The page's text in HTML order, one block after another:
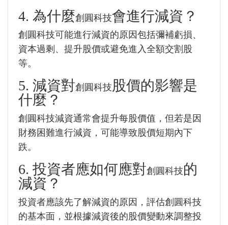
4. 為什麼創圓科技會進行減資？
創圓科技可能進行減資的原因包括彌補虧損、
資本過剩、提升股價或避免進入全額交割股
等。
5. 減資對創圓科技 股價的影響是
什麼？
創圓科技減資通常會提升每股價值，但若是因
財務困難進行減資，可能導致股價短期內下
跌。
6. 投資者應如何應對創圓科技的
減資？
投資者應該先了解減資的原因，評估創圓科技
的基本面，並根據減資後的股價變動來調整投